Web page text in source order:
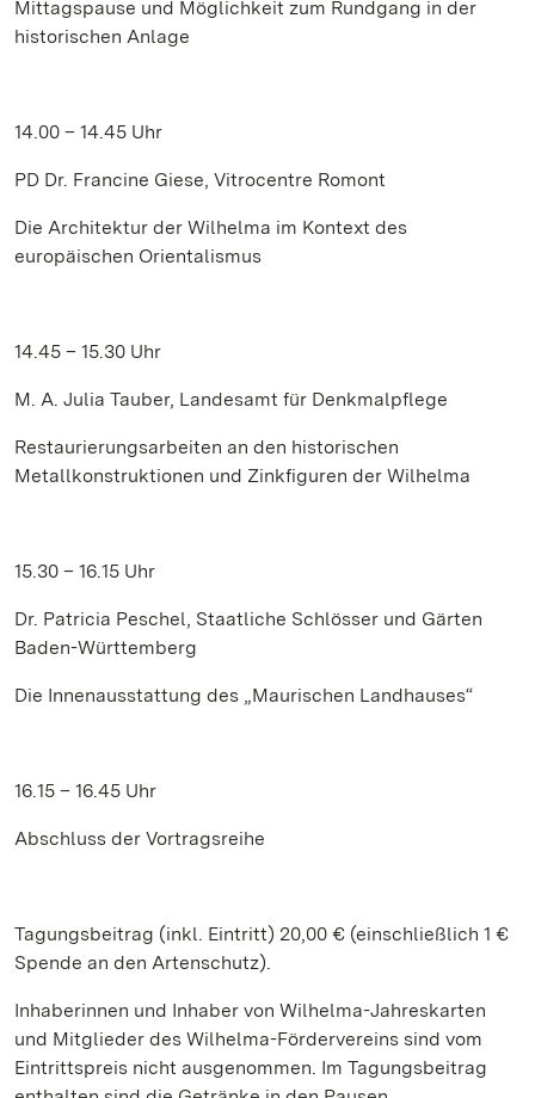
Mittagspause und Möglichkeit zum Rundgang in der
historischen Anlage
14.00 – 14.45 Uhr
PD Dr. Francine Giese, Vitrocentre Romont
Die Architektur der Wilhelma im Kontext des
europäischen Orientalismus
14.45 – 15.30 Uhr
M. A. Julia Tauber, Landesamt für Denkmalpflege
Restaurierungsarbeiten an den historischen
Metallkonstruktionen und Zinkfiguren der Wilhelma
15.30 – 16.15 Uhr
Dr. Patricia Peschel, Staatliche Schlösser und Gärten
Baden-Württemberg
Die Innenausstattung des „Maurischen Landhauses“
16.15 – 16.45 Uhr
Abschluss der Vortragsreihe
Tagungsbeitrag (inkl. Eintritt) 20,00 € (einschließlich 1 €
Spende an den Artenschutz).
Inhaberinnen und Inhaber von Wilhelma-Jahreskarten
und Mitglieder des Wilhelma-Fördervereins sind vom
Eintrittspreis nicht ausgenommen. Im Tagungsbeitrag